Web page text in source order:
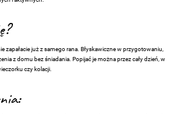
zapałacie już z samego rana. Błyskawiczne w przygotowaniu,
z domu bez śniadania. Popijać je można przez cały dzień, w
czy kolacji.